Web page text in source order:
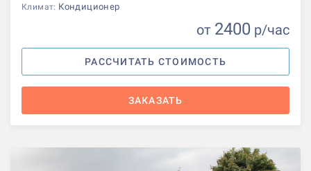
Климат: Кондиционер
от 2400 р/час
РАССЧИТАТЬ СТОИМОСТЬ
ЗАКАЗАТЬ